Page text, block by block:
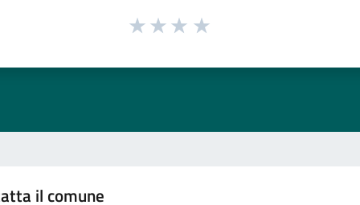
il comune